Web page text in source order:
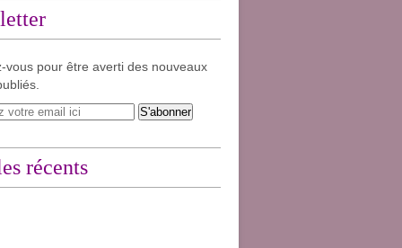
vous pour être averti des nouveaux
récents